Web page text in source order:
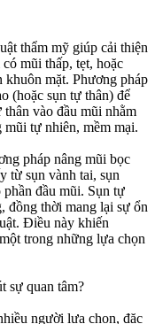
thẩm mỹ giúp cải thiện
mũi thấp, tẹt, hoặc
khuôn mặt. Phương pháp
(hoặc sụn tự thân) để
vào đầu mũi nhằm
tự nhiên, mềm mại.
pháp nâng mũi bọc
từ sụn vành tai, sụn
phần đầu mũi. Sụn tự
đồng thời mang lại sự ổn
Điều này khiến
trong những lựa chọn
sự quan tâm?
người lựa chọn, đặc